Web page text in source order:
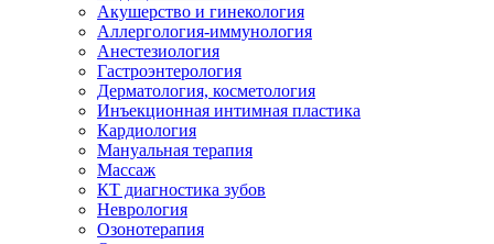
Акушерство и гинекология
Аллергология-иммунология
Анестезиология
Гастроэнтерология
Дерматология, косметология
Инъекционная интимная пластика
Кардиология
Мануальная терапия
Массаж
КТ диагностика зубов
Неврология
Озонотерапия